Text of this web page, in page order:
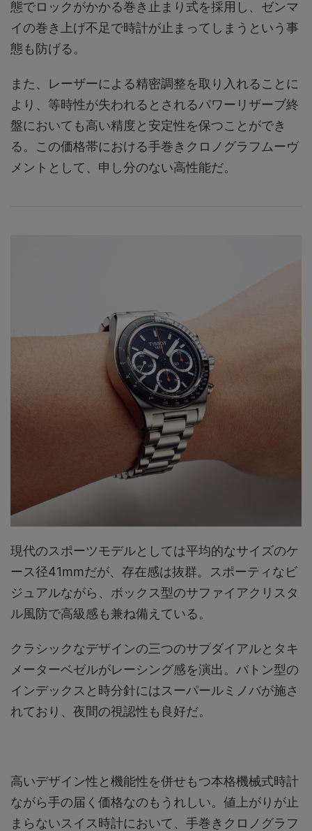
態でロックがかかる巻き止まり式を採用し、ゼンマ
イの巻き上げ不足で時計が止まってしまうという事
態も防げる。
また、レーザーによる精密調整を取り入れることに
より、等時性が失われるとされるパワーリザーブ終
盤においても高い精度と安定性を保つことができ
る。この価格帯における手巻きクロノグラフムーヴ
メントとして、申し分のない高性能だ。
現代のスポーツモデルとしては平均的なサイズのケ
ース径41mmだが、存在感は抜群。スポーティなビ
ジュアルながら、ボックス型のサファイアクリスタ
ル風防で高級感も兼ね備えている。
クラシックなデザインの三つのサブダイアルとタキ
メーターベゼルがレーシング感を演出。バトン型の
インデックスと時分針にはスーパールミノバが施さ
れており、夜間の視認性も良好だ。
高いデザイン性と機能性を併せもつ本格機械式時計
ながら手の届く価格なのもうれしい。値上がりが止
まらないスイス時計において、手巻きクロノグラフ